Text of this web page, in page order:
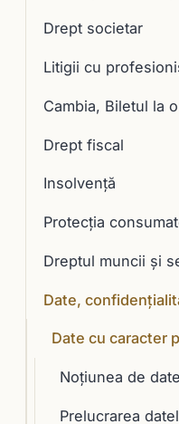
Drept societar
Litigii cu
Cambia, Biletul la
Drept fiscal
Insolvență
Protecția
Dreptul muncii și
Date,
Date cu caracter
Noțiunea de
Prelucrarea